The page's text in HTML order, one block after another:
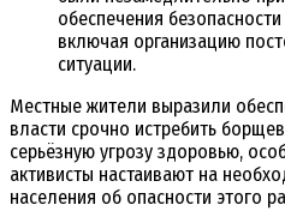
обеспечения
включая организацию
ситуации.
Местные жители выразили
власти срочно истребить
серьёзную угрозу здоровью,
активисты настаивают на
населения об опасности этого